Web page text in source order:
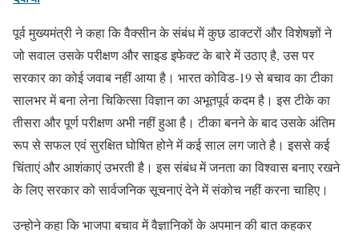
पूर्व मुख्यमंत्री ने कहा कि वैक्सीन के संबंध में कुछ डाक्टरों और विशेषज्ञों ने
जो सवाल उसके परीक्षण और साइड इफेक्ट के बारे में उठाए है, उस पर
सरकार का कोई जवाब नहीं आया है। भारत कोविड-19 से बचाव का टीका
सालभर में बना लेना चिकित्सा विज्ञान का अभूतपूर्व कदम है। इस टीके का
तीसरा और पूर्ण परीक्षण अभी नहीं हुआ है। टीका बनने के बाद उसके अंतिम
रूप से सफल एवं सुरक्षित घोषित होने में कई साल लग जाते है। इससे कई
चिंताएं और आशंकाएं उभरती है। इस संबंध में जनता का विश्वास बनाए रखने
के लिए सरकार को सार्वजनिक सूचनाएं देने में संकोच नहीं करना चाहिए।
उन्होने कहा कि भाजपा बचाव में वैज्ञानिकों के अपमान की बात कहकर